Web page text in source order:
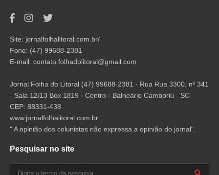
Site: jornalfolhalitoral.com.br/
Fone: (47) 99688-2381
E-mail: contato.folhadolitoral@gmail.com
Jornal Folha do Litoral (47) 99688-2381 - Rua Rua 3300, nº 341
- Sala 12/13 Box 1819 - Centro - Balneário Camboriú - SC
CEP: 88331-438
www.jornalfolhalitoral.com.br
" A opinião dos colunistas não expressa a opinião do jornal".
Pesquisar no site